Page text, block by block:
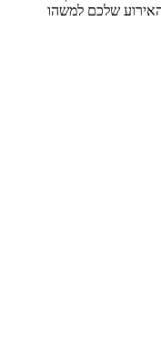
שלכם למשהו